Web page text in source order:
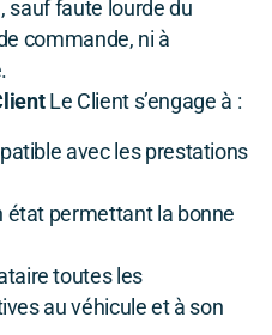
sauf faute lourde du
commande, ni à
Le Client s’engage à :
avec les prestations
état permettant la bonne
toutes les
au véhicule et à son